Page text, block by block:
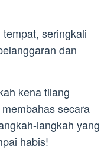
seringkali
dan
kena tilang
secara
langkah yang
habis!